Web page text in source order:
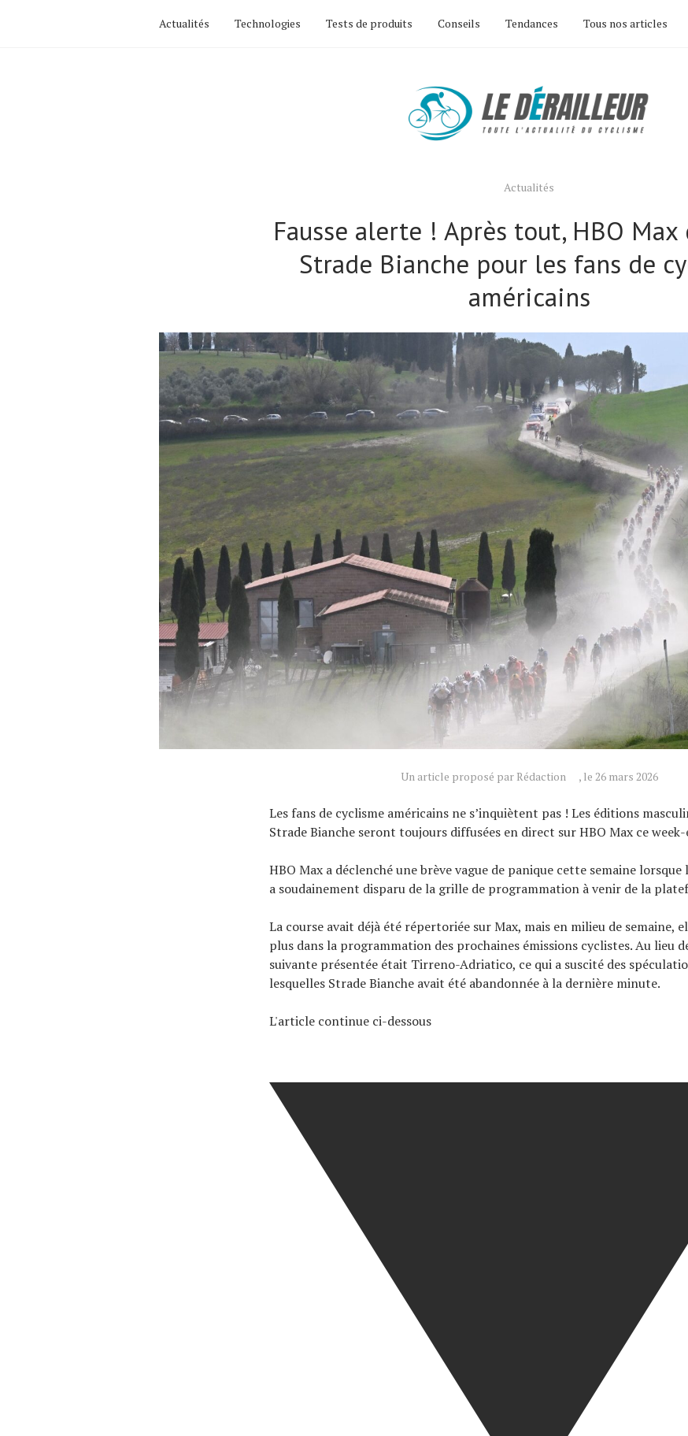
Actualités Technologies Tests de produits Conseils Tendances Tous nos articles
Actualités
Fausse alerte ! Après tout, HBO
Strade Bianche pour les fans de
américains
Un article proposé par Rédaction , le 26 mars 2026
Les fans de cyclisme américains ne s’inquiètent pas ! Les éditions
Strade Bianche seront toujours diffusées en direct sur HBO Max ce week-
HBO Max a déclenché une brève vague de panique cette semaine
a soudainement disparu de la grille de programmation à venir de la
La course avait déjà été répertoriée sur Max, mais en milieu de semaine,
plus dans la programmation des prochaines émissions cyclistes. Au lieu
suivante présentée était Tirreno-Adriatico, ce qui a suscité des
lesquelles Strade Bianche avait été abandonnée à la dernière minute.
L'article continue ci-dessous